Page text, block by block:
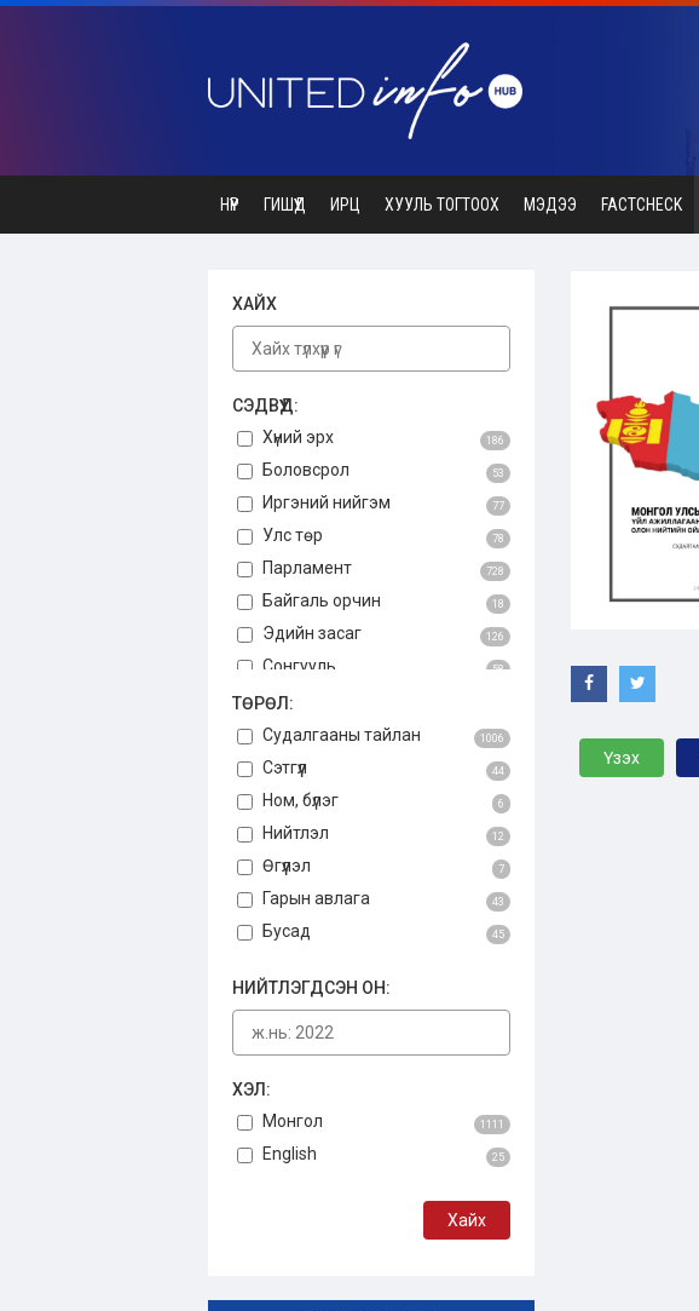
НҮҮР ГИШҮҮД ИРЦ ХУУЛЬ ТОГТООХ МЭДЭЭ FACTCHECK
ХАЙХ
СЭДВҮҮД:
Хүний эрх
186
Боловсрол 53
Иргэний нийгэм 77
Улс төр 78
Парламент 728
Байгаль орчин 18
Эдийн засаг 126
Сонгууль 58
Авлига
Үндсэн хууль 3
Бусад 34
ТӨРӨЛ:
Судалгааны тайлан
1006
Сэтгүүл 44
Ном, бүлэг 6
Нийтлэл 12
Өгүүлэл 7
Гарын авлага 43
Бусад 45
НИЙТЛЭГДСЭН ОН:
ХЭЛ:
Монгол
1111
English 25
Үзэх